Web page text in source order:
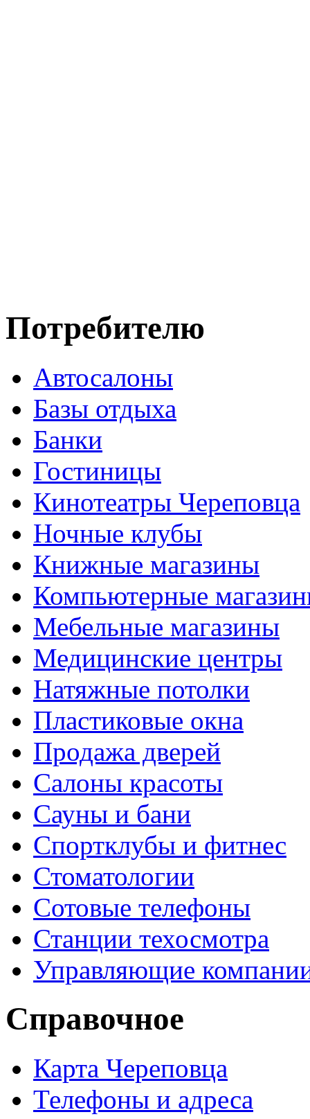
Потребителю
Автосалоны
Базы отдыха
Банки
Гостиницы
Кинотеатры Череповца
Ночные клубы
Книжные магазины
Компьютерные
Мебельные магазины
Медицинские центры
Натяжные потолки
Пластиковые окна
Продажа дверей
Салоны красоты
Сауны и бани
Спортклубы и фитнес
Стоматологии
Сотовые телефоны
Станции техосмотра
Управляющие
Справочное
Карта Череповца
Телефоны и адреса